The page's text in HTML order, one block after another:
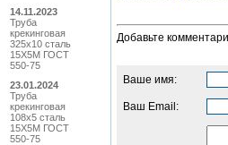
14.11.2023
Труба
крекинговая
325x10 сталь
15Х5М ГОСТ
550-75
23.01.2024
Труба
крекинговая
108x5 сталь
15Х5М ГОСТ
550-75
Добавьте
Ваше имя:
Ваш Email: